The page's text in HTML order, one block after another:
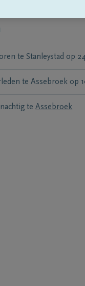
te Stanleystad op
te Assebroek op
te Assebroek